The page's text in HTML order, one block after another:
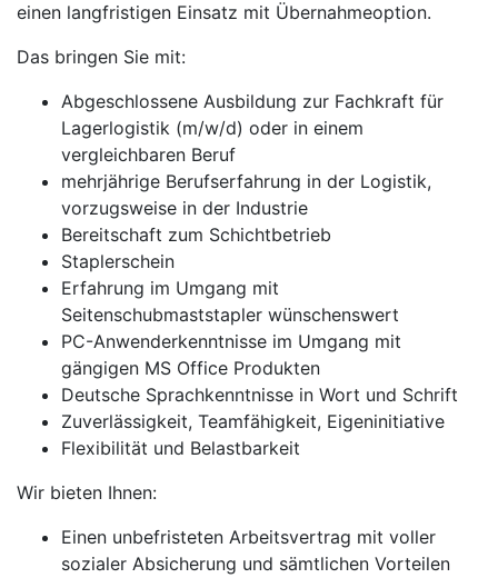
einen langfristigen Einsatz mit Übernahmeoption.
Das bringen Sie mit:
Abgeschlossene Ausbildung zur Fachkraft für
Lagerlogistik (m/w/d) oder in einem
vergleichbaren Beruf
mehrjährige Berufserfahrung in der Logistik,
vorzugsweise in der Industrie
Bereitschaft zum Schichtbetrieb
Staplerschein
Erfahrung im Umgang mit
Seitenschubmaststapler wünschenswert
PC-Anwenderkenntnisse im Umgang mit
gängigen MS Office Produkten
Deutsche Sprachkenntnisse in Wort und Schrift
Zuverlässigkeit, Teamfähigkeit, Eigeninitiative
Flexibilität und Belastbarkeit
Wir bieten Ihnen:
Einen unbefristeten Arbeitsvertrag mit voller
sozialer Absicherung und sämtlichen Vorteilen